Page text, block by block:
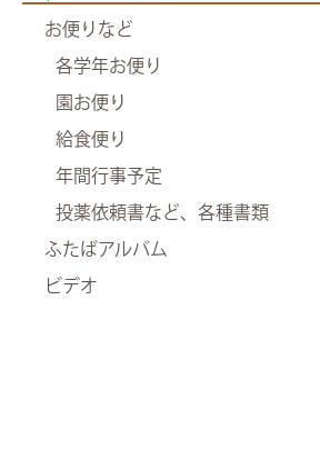
お便りなど
各学年お便り
園お便り
給食便り
年間行事予定
投薬依頼書など、各種書類
ふたばアルバム
ビデオ